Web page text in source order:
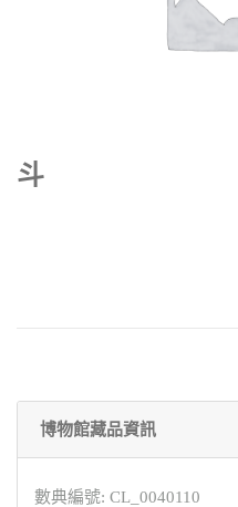
斗
博物館藏品資訊
數典編號: CL_0040110